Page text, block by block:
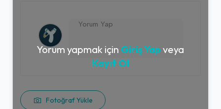
Fotoğraf Yükle
Yorum yapmak için Giriş Yap veya
Kayıt Ol